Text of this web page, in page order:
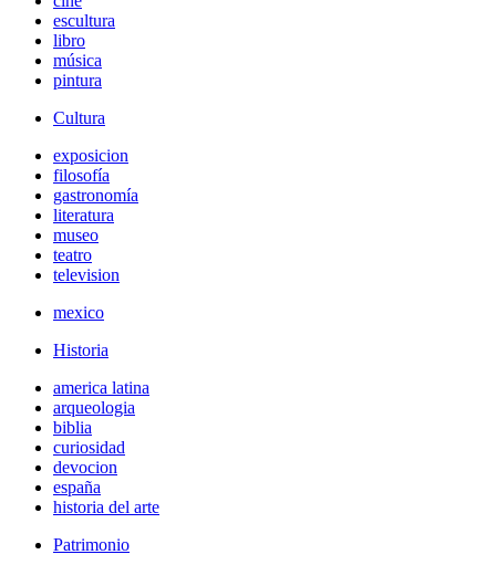
escultura
libro
música
pintura
Cultura
exposicion
filosofía
gastronomía
literatura
museo
teatro
television
mexico
Historia
america latina
arqueologia
biblia
curiosidad
devocion
españa
historia del arte
Patrimonio